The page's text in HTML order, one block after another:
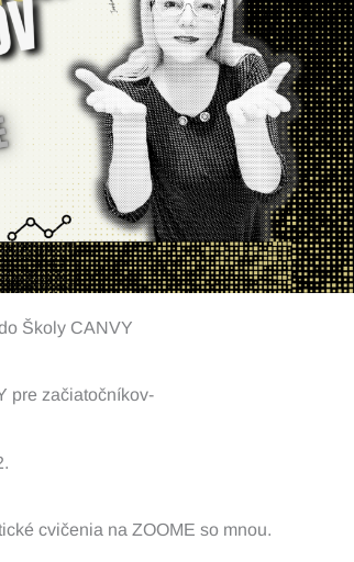
Školy CANVY
pre začiatočníkov-
cvičenia na ZOOME so mnou.